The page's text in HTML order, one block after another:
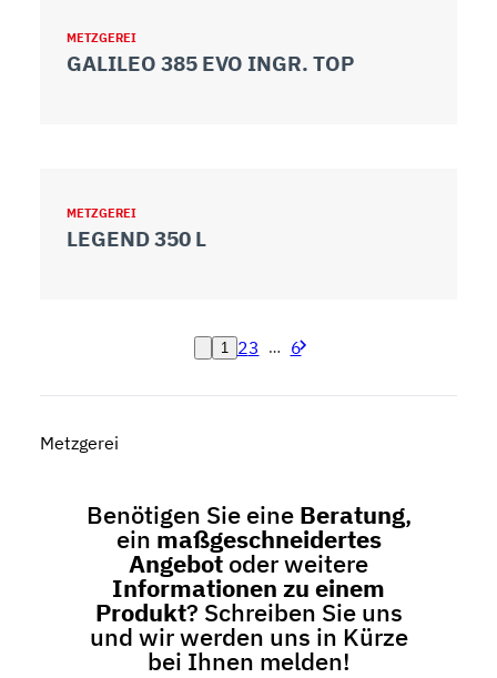
METZGEREI
GALILEO 385 EVO INGR. TOP
METZGEREI
LEGEND 350 L
1 23 … 6
Metzgerei
Benötigen Sie eine Beratung,
ein maßgeschneidertes
Angebot oder weitere
Informationen zu einem
Produkt? Schreiben Sie uns
und wir werden uns in Kürze
bei Ihnen melden!